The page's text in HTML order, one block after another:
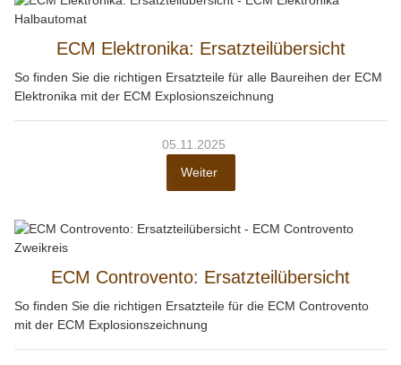
ECM Elektronika: Ersatzteilübersicht
So finden Sie die richtigen Ersatzteile für alle Baureihen der ECM
Elektronika mit der ECM Explosionszeichnung
05.11.2025
Weiter
ECM Controvento: Ersatzteilübersicht
So finden Sie die richtigen Ersatzteile für die ECM Controvento
mit der ECM Explosionszeichnung